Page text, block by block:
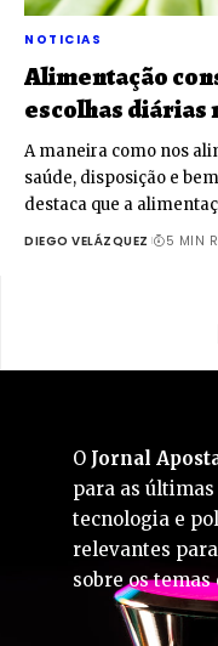
NOTICIAS
Alimentação
escolhas diárias
A maneira como nos
saúde, disposição e
destaca que a
DIEGO VELÁZQUEZ 5 MIN
O Jornal
para as
tecnologia e
relevantes
sobre os